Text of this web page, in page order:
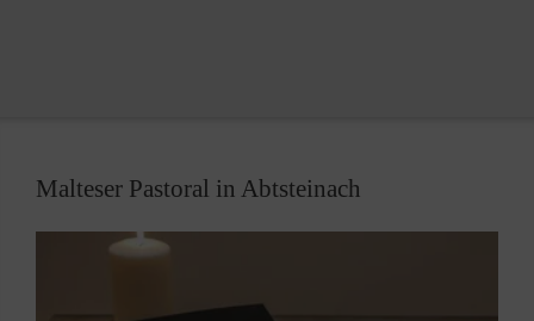
Der digitale Erinnerungsraum sowie ein digitaler
Lernbereich für Trauernde befinden sich noch im
Malteser Pastoral in Abtsteinach